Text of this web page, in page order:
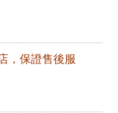
，保證售後服